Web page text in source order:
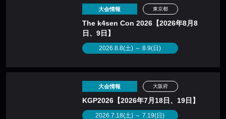
大会情報
The k4sen Con 2026【2026年8月8
日、9日】
2026.8.8(土) ～ 8.9(日)
東京都
大会情報
KGP2026【2026年7月18日、19日】
2026.7.18(土) ～ 7.19(日)
大阪府